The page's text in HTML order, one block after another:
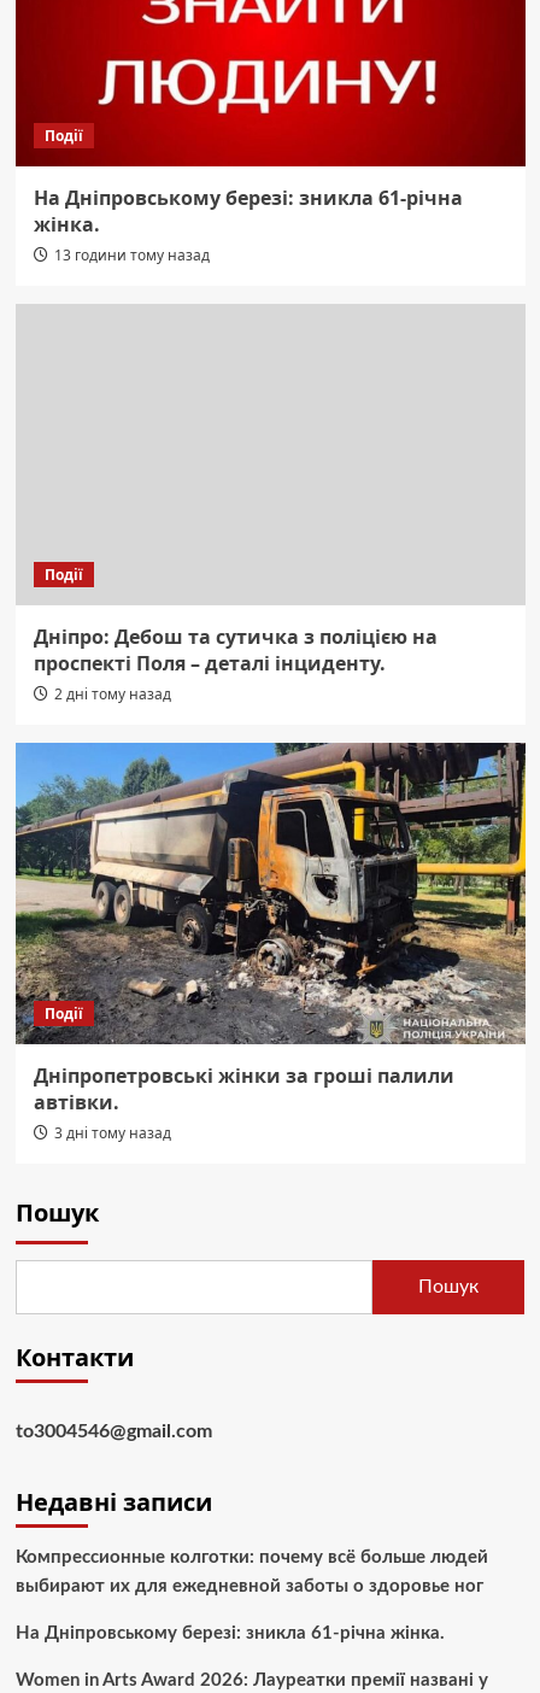
Події
На Дніпровському березі: зникла 61-річна
жінка.
13 години тому назад
Події
Дніпро: Дебош та сутичка з поліцією на
проспекті Поля – деталі інциденту.
2 дні тому назад
Події
Дніпропетровські жінки за гроші палили
автівки.
3 дні тому назад
Пошук
Пошук
Контакти
to3004546@gmail.com
Недавні записи
Компрессионные колготки: почему всё больше людей
выбирают их для ежедневной заботы о здоровье ног
На Дніпровському березі: зникла 61-річна жінка.
Women in Arts Award 2026: Лауреатки премії названі у